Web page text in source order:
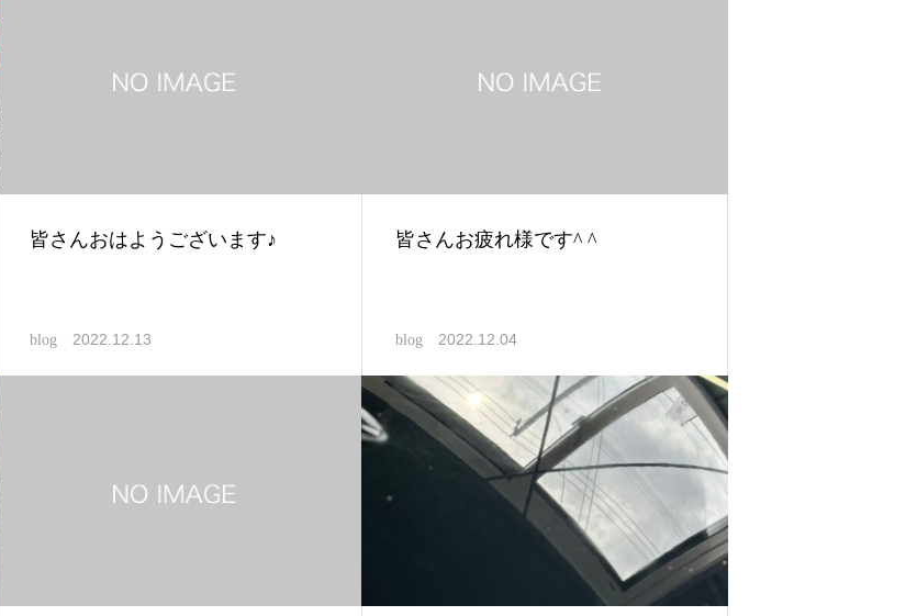
皆さんおはようございます♪
blog 2022.12.13
皆さんお疲れ様です^ ^
blog 2022.12.04